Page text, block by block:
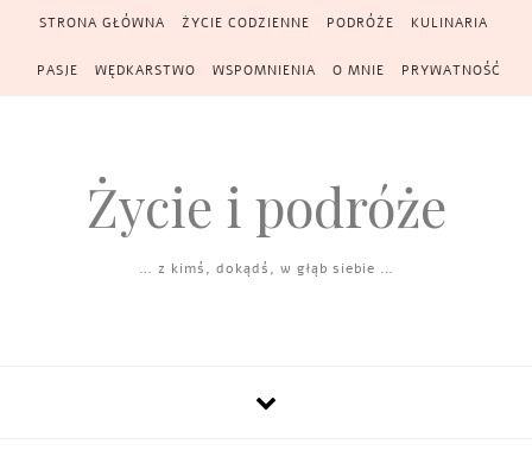
Skip to content
STRONA GŁÓWNA ŻYCIE CODZIENNE PODRÓŻE KULINARIA
PASJE WĘDKARSTWO WSPOMNIENIA O MNIE PRYWATNOŚĆ
Życie i podróże
… z kimś, dokądś, w głąb siebie …